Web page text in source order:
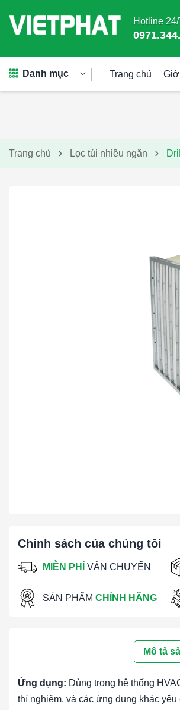
Hotline 24/
Danh mục Trang chủ
Trang chủ Lọc túi nhiều ngăn
Chính sách của chúng tôi
MIỄN PHÍ VẬN CHUYỂN
SẢN PHẨM CHÍNH HÃNG
Mô tả
Ứng dụng: Dùng trong hệ thống
thí nghiệm, và các ứng dụng khác